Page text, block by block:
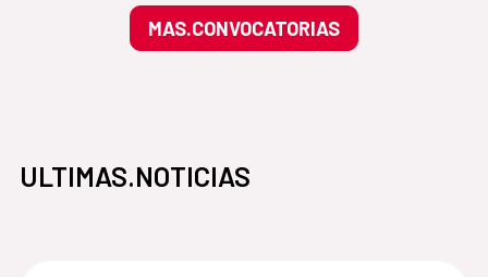
MAS.CONVOCATORIAS
ULTIMAS.NOTICIAS